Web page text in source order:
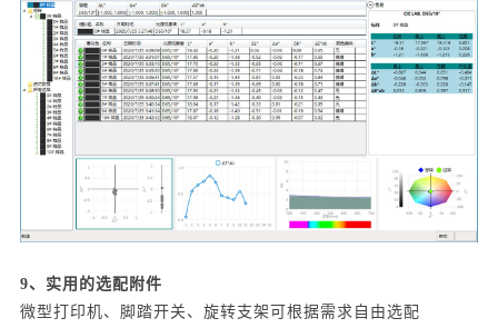
9、 实用的选配附件
微型打印机、脚踏开关、旋转支架可根据需求自由选配